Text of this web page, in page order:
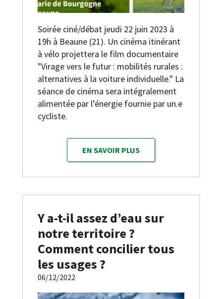
Soirée ciné/débat jeudi 22 juin 2023 à
19h à Beaune (21). Un cinéma itinérant
à vélo projettera le film documentaire
"Virage vers le futur : mobilités rurales :
alternatives à la voiture individuelle." La
séance de cinéma sera intégralement
alimentée par l’énergie fournie par un.e
cycliste.
EN SAVOIR PLUS
Y a-t-il assez d’eau sur
notre territoire ?
Comment concilier tous
les usages ?
06/12/2022